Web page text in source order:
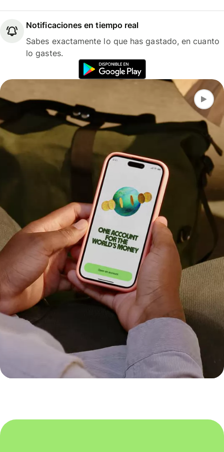
Notificaciones en tiempo real
Sabes exactamente lo que has gastado, en cuanto
lo gastes.